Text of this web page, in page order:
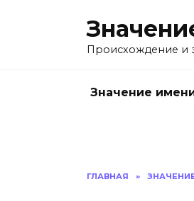
Происхождение и
Значение
ГЛАВНАЯ »